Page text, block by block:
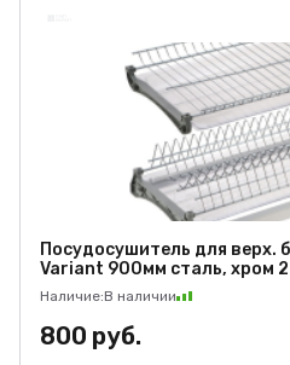
Посудосушитель для верх.
Variant 900мм сталь, хром
Наличие:В наличии
800 руб.